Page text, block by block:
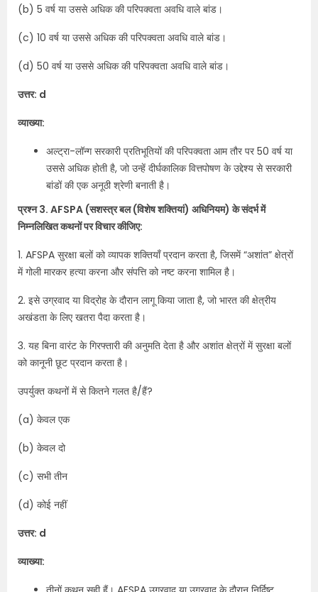
(b) 5 वर्ष या उससे अधिक की परिपक्वता अवधि वाले बांड।
(c) 10 वर्ष या उससे अधिक की परिपक्वता अवधि वाले बांड।
(d) 50 वर्ष या उससे अधिक की परिपक्वता अवधि वाले बांड।
उत्तर: d
व्याख्या:
अल्ट्रा-लॉन्ग सरकारी प्रतिभूतियों की परिपक्वता आम तौर पर 50 वर्ष या
उससे अधिक होती है, जो उन्हें दीर्घकालिक वित्तपोषण के उद्देश्य से सरकारी
बांडों की एक अनूठी श्रेणी बनाती है।
प्रश्न 3. AFSPA (सशस्त्र बल (विशेष शक्तियां) अधिनियम) के संदर्भ में
निम्नलिखित कथनों पर विचार कीजिए:
1. AFSPA सुरक्षा बलों को व्यापक शक्तियाँ प्रदान करता है, जिसमें “अशांत” क्षेत्रों
में गोली मारकर हत्या करना और संपत्ति को नष्ट करना शामिल है।
2. इसे उग्रवाद या विद्रोह के दौरान लागू किया जाता है, जो भारत की क्षेत्रीय
अखंडता के लिए खतरा पैदा करता है।
3. यह बिना वारंट के गिरफ्तारी की अनुमति देता है और अशांत क्षेत्रों में सुरक्षा बलों
को कानूनी छूट प्रदान करता है।
उपर्युक्त कथनों में से कितने गलत है/हैं?
(a) केवल एक
(b) केवल दो
(c) सभी तीन
(d) कोई नहीं
उत्तर: d
व्याख्या: